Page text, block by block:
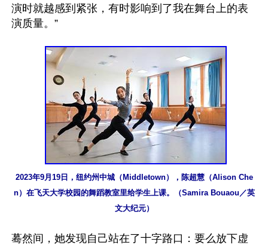
演时就越感到紧张，有时影响到了我在舞台上的表
演质量。”
2023年9月19日，纽约州中城（Middletown），陈超慧（Alison Che
n）在飞天大学校园的舞蹈教室里给学生上课。（Samira Bouaou／英
文大纪元）
蓦然间，她发现自己站在了十字路口：要么放下虚